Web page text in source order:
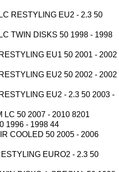
RESTYLING EU2 - 2.3 50
TWIN DISKS 50 1998 - 1998
EU1 50 2001 - 2002
EU2 50 2002 - 2002
EU2 - 2.3 50 2003 -
LC 50 2007 - 2010 8201
1996 - 1998 44
COOLED 50 2005 - 2006
EURO2 - 2.3 50